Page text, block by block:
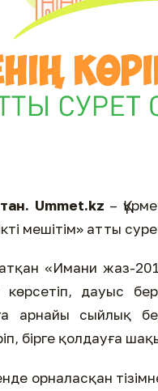
Ummet.kz –
мешітім» атты
«Имани жаз-
көрсетіп, дауыс
арнайы сыйлық
бірге қолдауға
орналасқан